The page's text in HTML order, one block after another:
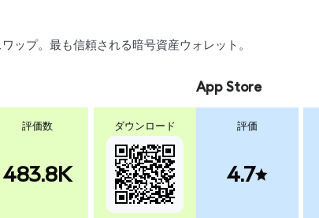
ップ。最も信頼される暗号資産ウォレット。
評価数
483.8K
ダウンロード
App Store
評価
4.7